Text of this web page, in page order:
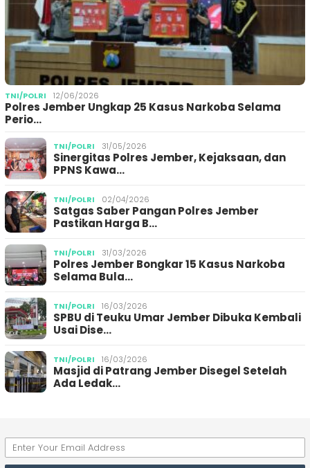
TNI/POLRI 12/06/2026
Polres Jember Ungkap 25 Kasus Narkoba Selama
Perio…
TNI/POLRI 31/05/2026
Sinergitas Polres Jember, Kejaksaan, dan
PPNS Kawa…
TNI/POLRI 02/04/2026
Satgas Saber Pangan Polres Jember
Pastikan Harga B…
TNI/POLRI 31/03/2026
Polres Jember Bongkar 15 Kasus Narkoba
Selama Bula…
TNI/POLRI 16/03/2026
SPBU di Teuku Umar Jember Dibuka Kembali
Usai Dise…
TNI/POLRI 16/03/2026
Masjid di Patrang Jember Disegel Setelah
Ada Ledak…